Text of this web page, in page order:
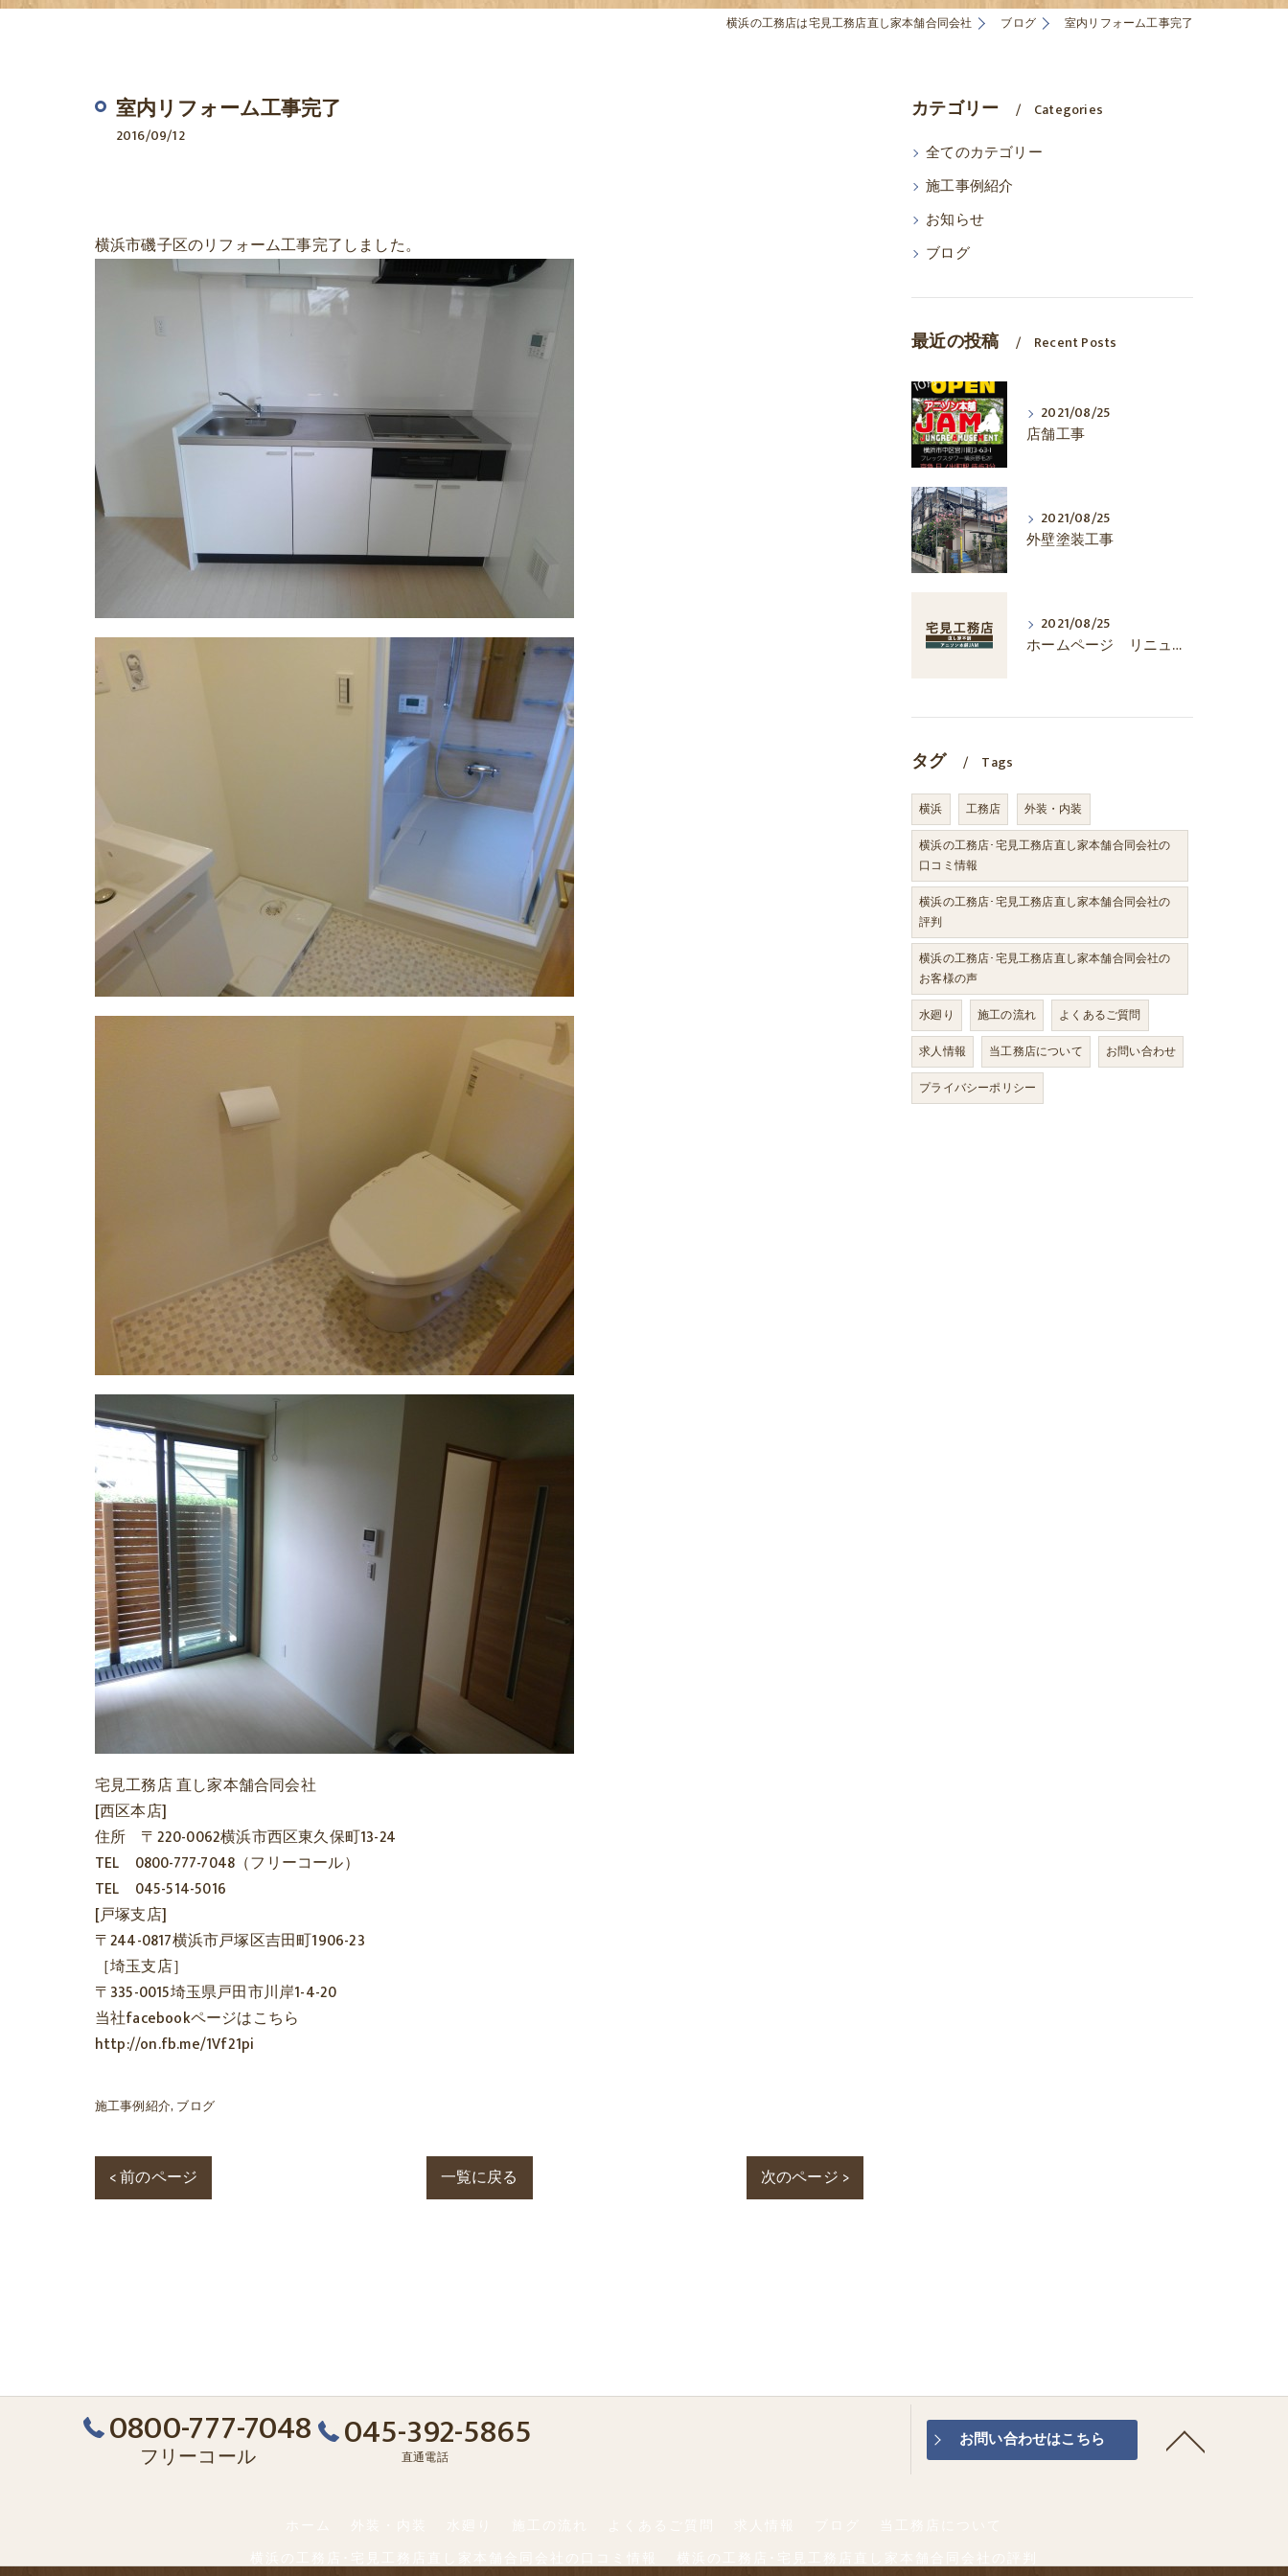
横浜の工務店は宅見工務店直し家本舗合同会社 ブログ 室内リフォーム工事完了
室内リフォーム工事完了
2016/09/12
横浜市磯子区のリフォーム工事完了しました。
宅見工務店 直し家本舗合同会社
[西区本店]
住所 〒220-0062横浜市西区東久保町13-24
TEL 0800-777-7048（フリーコール）
TEL 045-514-5016
[戸塚支店]
〒244-0817横浜市戸塚区吉田町1906-23
［埼玉支店］
〒335-0015埼玉県戸田市川岸1-4-20
当社facebookページはこちら
http://on.fb.me/1Vf21pi
施工事例紹介 ブログ
< 前のページ 一覧に戻る 次のページ >
カテゴリー Categories
全てのカテゴリー
施工事例紹介
お知らせ
ブログ
最近の投稿 Recent Posts
2021/08/25
店舗工事
2021/08/25
外壁塗装工事
2021/08/25
ホームページ リニューアル
タグ Tags
横浜 工務店
外装・内装
横浜の工務店･宅見工務店直し家本舗合同会社の
口コミ情報
横浜の工務店･宅見工務店直し家本舗合同会社の
評判
横浜の工務店･宅見工務店直し家本舗合同会社の
お客様の声
水廻り
施工の流れ
よくあるご質問
求人情報
当工務店について
お問い合わせ
プライバシーポリシー
0800-777-7048
フリーコール 045-392-5865
直通電話
お問い合わせはこちら